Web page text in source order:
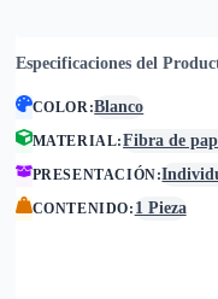
Especificaciones del
COLOR:Blanco
MATERIAL:Fibra de
PRESENTACIÓN:
CONTENIDO: 1 Pieza